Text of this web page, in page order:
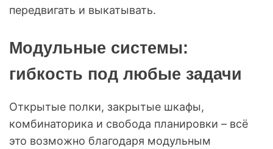
передвигать и выкатывать.
Модульные системы:
гибкость под любые задачи
Открытые полки, закрытые шкафы,
комбинаторика и свобода планировки – всё
это возможно благодаря модульным